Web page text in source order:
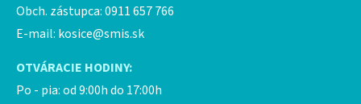
Obch. zástupca: 0911 657 766
E-mail: kosice@smis.sk
OTVÁRACIE HODINY:
Po - pia: od 9:00h do 17:00h